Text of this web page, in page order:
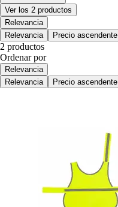
Ver los 2 productos
Relevancia
Relevancia
Precio ascendente
2 productos
Ordenar por
Relevancia
Relevancia
Precio ascendente